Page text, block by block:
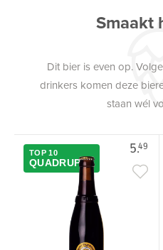
Smaakt
Dit bier is even op.
drinkers komen deze
staan wél
5.49
TOP 10
QUADRUPEL